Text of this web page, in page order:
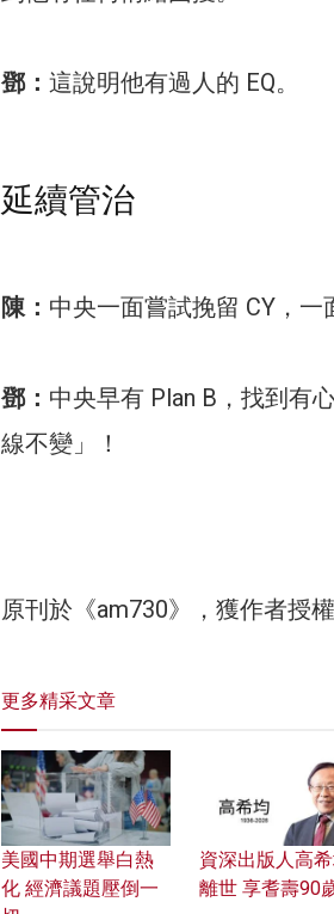
鄧： 這說明他有過人的 EQ。
延續管治
陳： 中央一面嘗試挽留 CY，
鄧： 中央早有 Plan B，找到有
線不變」！
原刊於《am730》，獲作者授權
更多精采文章
美國中期選舉白熱
化 經濟議題壓倒一
資深出版人高
離世 享耆壽90